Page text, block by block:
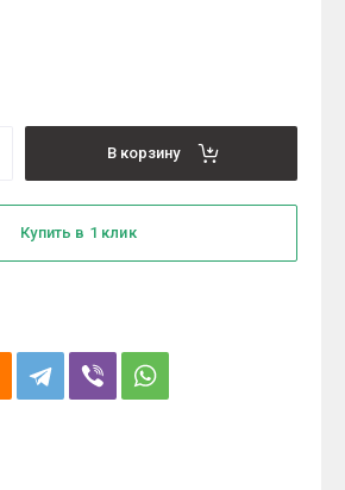
В корзину
Купить в 1 клик